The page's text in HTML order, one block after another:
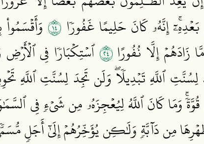
إِنَّهُۥ كَانَ حَلِيمًا غَفُورٗا ٤١
إِلَّا نُفُورًا٤٢ٱسۡتِكۡبَارٗا فِي
ٱللَّهِ تَبۡدِيلٗاۖ وَلَن تَجِدَ لِسُنَّتِ ٱللَّهِ
وَمَا كَانَ ٱللَّهُ لِيُعۡجِزَهُۥ مِن شَيۡءٖ فِي
ظَهۡرِهَا مِن دَآبَّةٖ وَلَٰكِن يُؤَخِّرُهُمۡ إِلَىٰٓ أَجَلٖ